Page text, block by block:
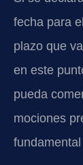
fecha para
plazo que
en este
pueda
mociones